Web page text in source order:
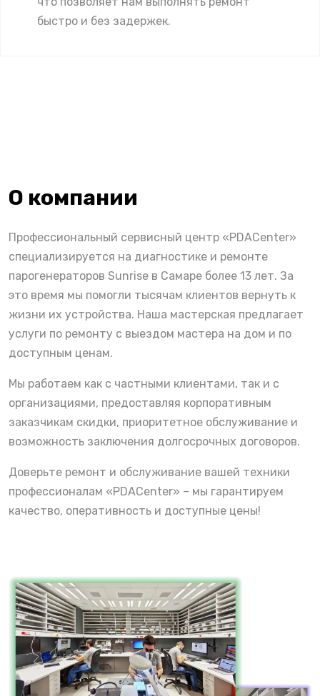
быстро и без задержек.
О компании
Профессиональный сервисный центр «PDACenter»
специализируется на диагностике и ремонте
парогенераторов Sunrise в Самаре более 13 лет. За
это время мы помогли тысячам клиентов вернуть к
жизни их устройства. Наша мастерская предлагает
услуги по ремонту с выездом мастера на дом и по
доступным ценам.
Мы работаем как с частными клиентами, так и с
организациями, предоставляя корпоративным
заказчикам скидки, приоритетное обслуживание и
возможность заключения долгосрочных договоров.
Доверьте ремонт и обслуживание вашей техники
профессионалам «PDACenter» – мы гарантируем
качество, оперативность и доступные цены!